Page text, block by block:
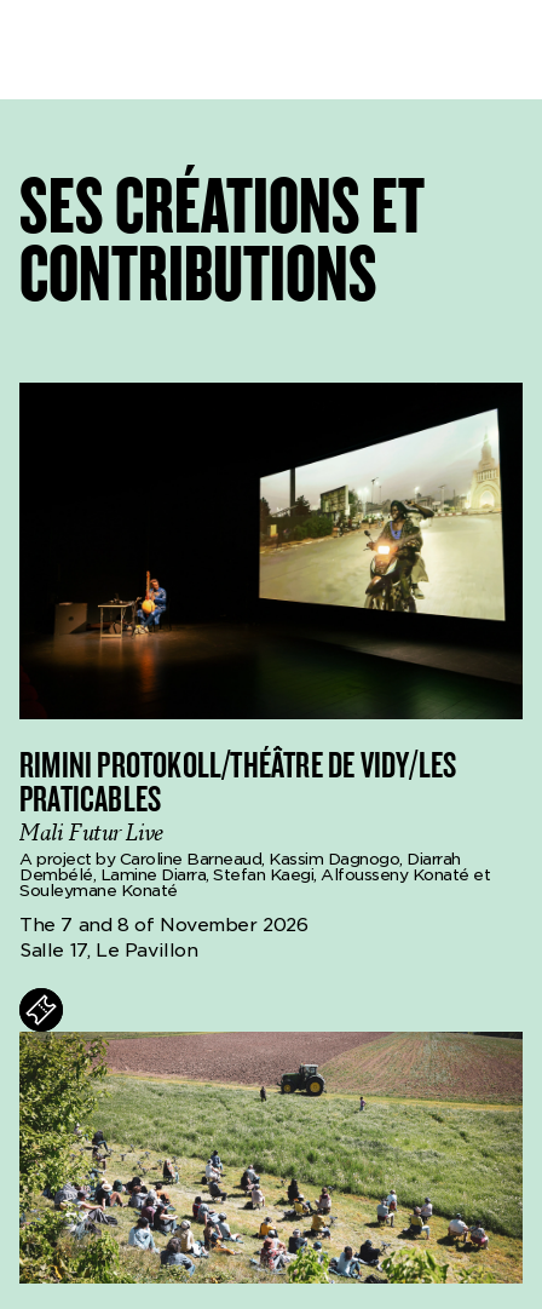
SES CRÉATIONS ET
CONTRIBUTIONS
RIMINI PROTOKOLL/THÉÂTRE DE VIDY/LES
PRATICABLES
Mali Futur Live
A project by Caroline Barneaud, Kassim Dagnogo, Diarrah
Dembélé, Lamine Diarra, Stefan Kaegi, Alfousseny Konaté et
Souleymane Konaté
The 7 and 8 of November 2026
Salle 17, Le Pavillon